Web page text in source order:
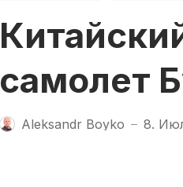
самолет
Aleksandr Boyko — 8.